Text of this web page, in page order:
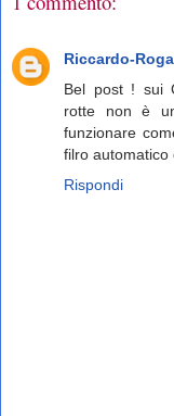
Riccardo-
Bel post ! sui
rotte non è
funzionare
filro automatico
Rispondi